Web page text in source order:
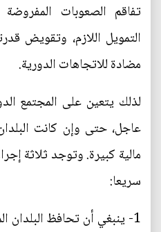
تفاقم الصعوبات
التمويل اللازم، وتقويض
مضادة للاتجاهات الدورية.
لذلك يتعين على المجتمع
عاجل، حتى وإن كانت
مالية كبيرة. وتوجد ثلاثة
سريعا:
1- ينبغي أن تحافظ